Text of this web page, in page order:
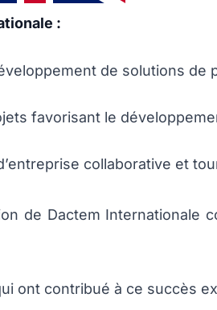
:
de solutions de
favorisant le
collaborative et
de Dactem Internationale
ont contribué à ce succès